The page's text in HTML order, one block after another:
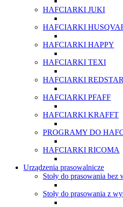
HAFCIARKI JUKI
HAFCIARKI
HAFCIARKI HAPPY
HAFCIARKI TEXI
HAFCIARKI REDSTAR
HAFCIARKI PFAFF
HAFCIARKI KRAFFT
PROGRAMY DO
HAFCIARKI RICOMA
Urządzenia prasowalnicze
Stoły do prasowania
Stoły do prasowania z